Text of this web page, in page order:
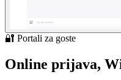
🔐 Portali za goste
Online prijava,